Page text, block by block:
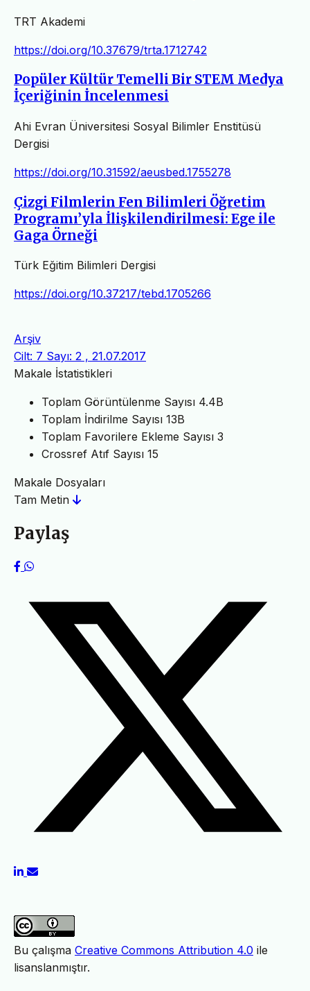
TRT Akademi
https://doi.org/10.37679/trta.1712742
Popüler Kültür Temelli Bir STEM Medya
İçeriğinin İncelenmesi
Ahi Evran Üniversitesi Sosyal Bilimler Enstitüsü
Dergisi
https://doi.org/10.31592/aeusbed.1755278
Çizgi Filmlerin Fen Bilimleri Öğretim
Programı’yla İlişkilendirilmesi: Ege ile
Gaga Örneği
Türk Eğitim Bilimleri Dergisi
https://doi.org/10.37217/tebd.1705266
Arşiv
Cilt: 7 Sayı: 2 , 21.07.2017
Makale İstatistikleri
Toplam Görüntülenme Sayısı 4.4B
Toplam İndirilme Sayısı 13B
Toplam Favorilere Ekleme Sayısı 3
Crossref Atıf Sayısı 15
Makale Dosyaları
Tam Metin
Paylaş
Bu çalışma Creative Commons Attribution 4.0 ile
lisanslanmıştır.